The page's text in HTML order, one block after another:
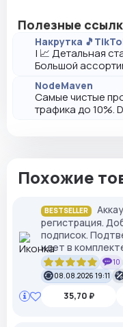
Полезные
Накрутка
| 📈 Детальная
Большой
NodeMaven
Самые чистые
трафика до 10%.
Похожие
BESTSELLER
регистрация.
подписок.
идет в
10
08.08.2026 19:11
35,70 ₽